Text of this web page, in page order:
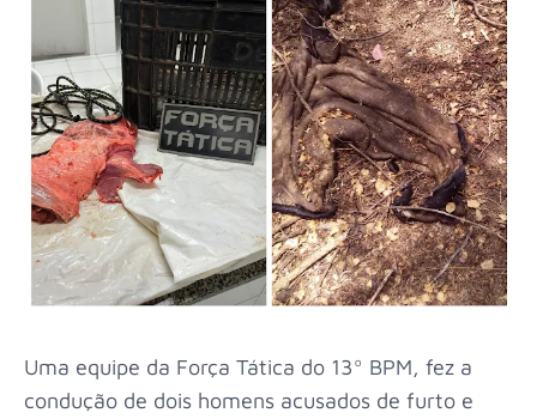
Uma equipe da Força Tática do 13º BPM, fez a
condução de dois homens acusados de furto e